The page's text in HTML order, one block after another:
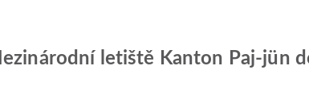
letiště Kanton Paj-jün